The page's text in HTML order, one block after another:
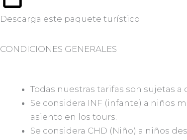
Descarga este paquete turístico
CONDICIONES GENERALES
Todas nuestras tarifas son sujetas
Se considera INF (infante) a niños
asiento en los tours.
Se considera CHD (Niño) a niños